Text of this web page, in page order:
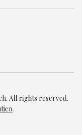
All rights reserved.
.